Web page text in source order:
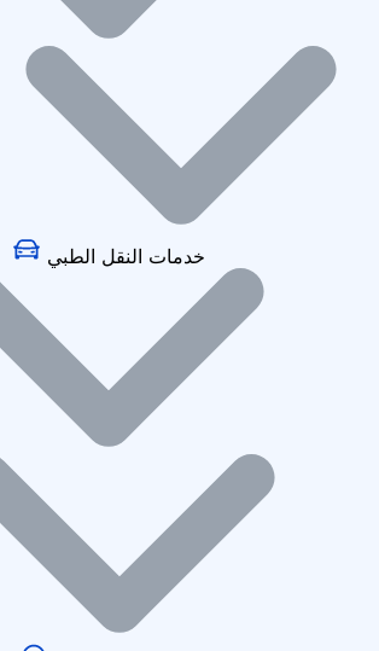
خدمات النقل الطبي